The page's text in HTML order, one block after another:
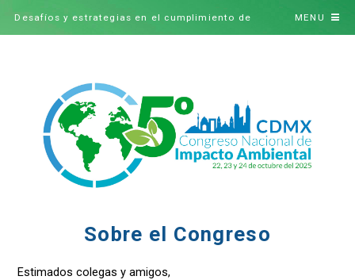
Desafíos y estrategias en el cumplimiento de MENU
Sobre el Congreso
Estimados colegas y amigos,